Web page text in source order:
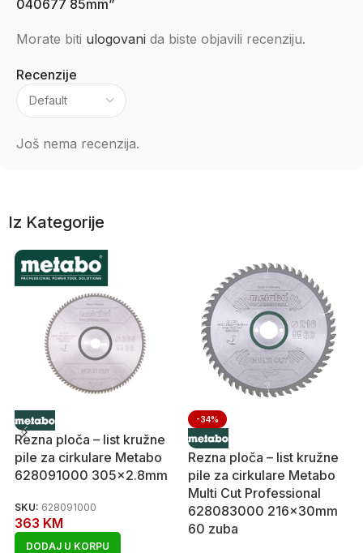
Recenzije
Još nema recenzija.
040677 85mm”
Morate biti ulogovani da biste objavili recenziju.
Iz Kategorije
Rezna ploča – list kružne
pile za cirkulare Metabo
628091000 305×2.8mm
SKU: 628091000
363 KM
DODAJ U KORPU
-34%
Rezna ploča – list kružne
pile za cirkulare Metabo
Multi Cut Professional
628083000 216x30mm
60 zuba